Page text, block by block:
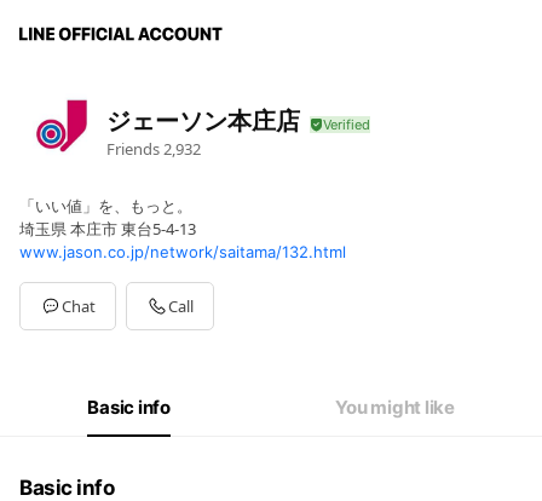
ジェーソン本庄店
Friends 2,932
「いい値」を、もっと。
埼玉県 本庄市 東台5-4-13
www.jason.co.jp/network/saitama/132.html
Chat Call
Basic info You might like
Basic info